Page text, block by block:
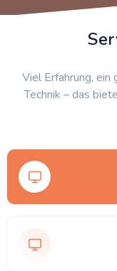
Viel Erfahrung,
Technik – das